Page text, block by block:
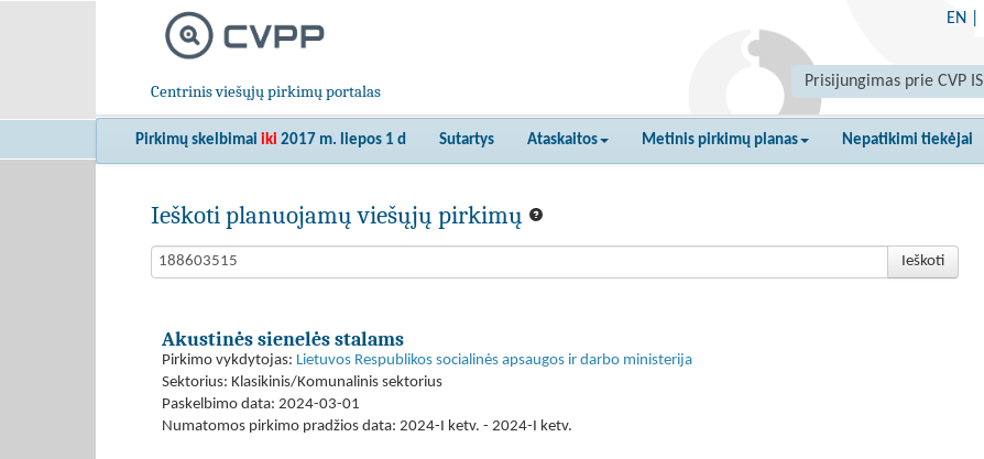
Centrinis viešųjų pirkimų portalas
EN
Prisijungimas prie CVP IS
Pirkimų skelbimai iki 2017 m. liepos 1 d Sutartys Ataskaitos Metinis pirkimų planas Nepatikimi tiekėjai
Ieškoti planuojamų viešųjų pirkimų
Ieškoti
Akustinės sienelės stalams
Pirkimo vykdytojas: Lietuvos Respublikos socialinės apsaugos ir darbo ministerija
Sektorius: Klasikinis/Komunalinis sektorius
Paskelbimo data: 2024-03-01
Numatomos pirkimo pradžios data: 2024-I ketv. - 2024-I ketv.